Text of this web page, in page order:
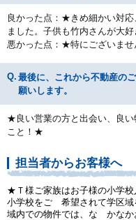
良かった点：★きめ細かい対応
ました。子供も竹内さんが大
悪かった点：★特にございま
最後に、これから不動産の
願いします。
★良い営業の方と出会い、良
こと！★
担当者からお客様へ
★Ｔ様ご家族はお子様の小学
小学校をご 希望されて学区域
域内での物件では、な かなか